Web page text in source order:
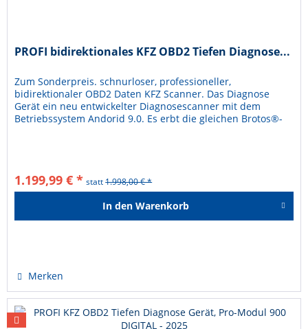
PROFI bidirektionales KFZ OBD2 Tiefen Diagnose...
Zum Sonderpreis. schnurloser, professioneller,
bidirektionaler OBD2 Daten KFZ Scanner. Das Diagnose
Gerät ein neu entwickelter Diagnosescanner mit dem
Betriebssystem Andorid 9.0. Es erbt die gleichen Brotos®-
1.199,99 € * statt1.998,00 € *
In den Warenkorb
Merken